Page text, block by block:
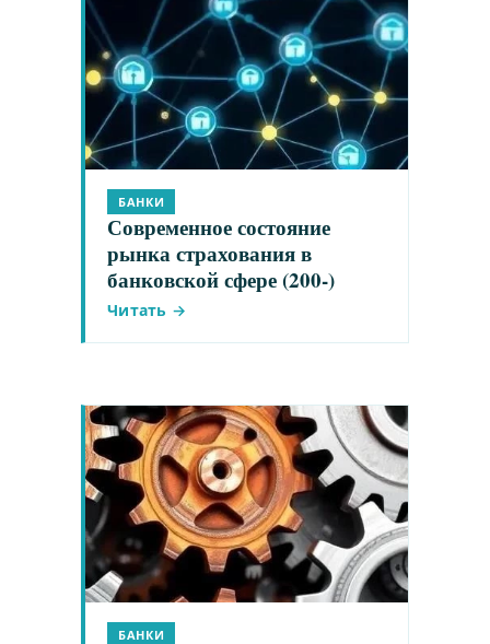
БАНКИ
Современное состояние
рынка страхования в
банковской сфере (200-)
Читать →
БАНКИ